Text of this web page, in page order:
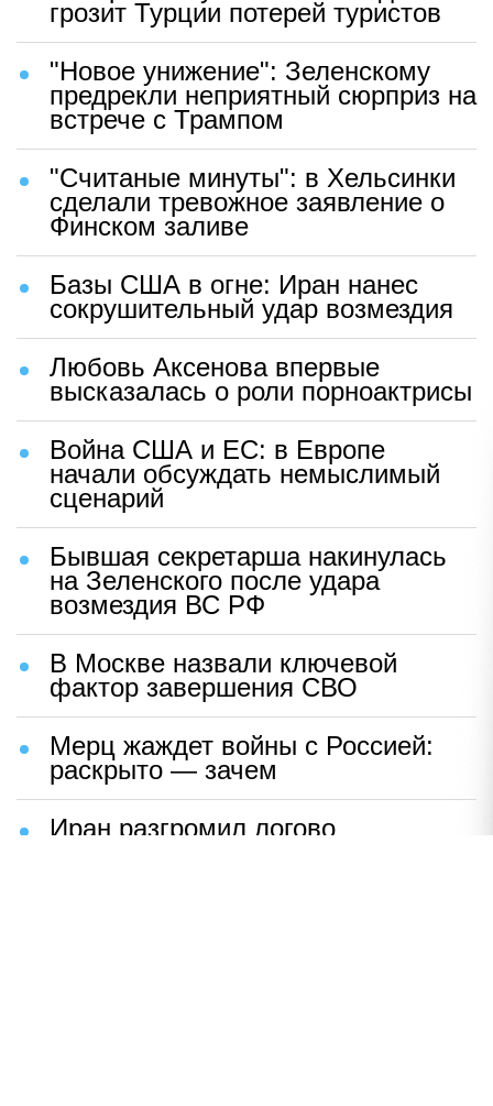
грозит Турции потерей туристов
"Новое унижение": Зеленскому
предрекли неприятный сюрприз на
встрече с Трампом
"Считаные минуты": в Хельсинки
сделали тревожное заявление о
Финском заливе
Базы США в огне: Иран нанес
сокрушительный удар возмездия
Любовь Аксенова впервые
высказалась о роли порноактрисы
Война США и ЕС: в Европе
начали обсуждать немыслимый
сценарий
Бывшая секретарша накинулась
на Зеленского после удара
возмездия ВС РФ
В Москве назвали ключевой
фактор завершения СВО
Мерц жаждет войны с Россией:
раскрыто — зачем
Иран разгромил логово